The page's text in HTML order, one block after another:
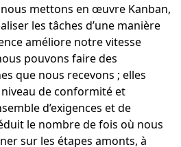
mettons en œuvre Kanban,
les tâches d’une manière
améliore notre vitesse
pouvons faire des
que nous recevons ; elles
de conformité et
d’exigences et de
le nombre de fois où nous
sur les étapes amonts, à